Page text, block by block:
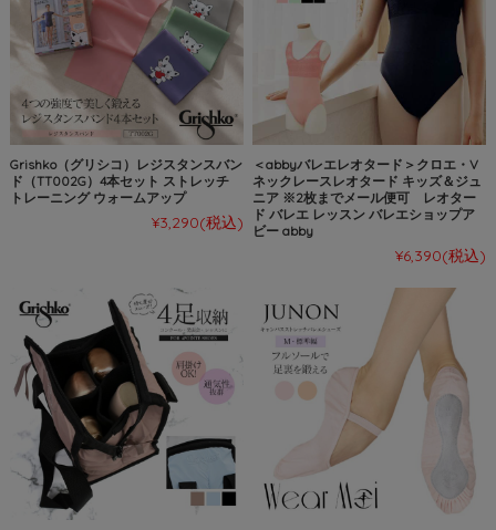
Grishko（グリシコ）レジスタンスバン
ド（TT002G）4本セット ストレッチ
トレーニング ウォームアップ
¥3,290(税込)
＜abbyバレエレオタード＞クロエ・V
ネックレースレオタード キッズ＆ジュ
ニア ※2枚までメール便可 レオター
ド バレエ レッスン バレエショップア
ビー abby
¥6,390(税込)